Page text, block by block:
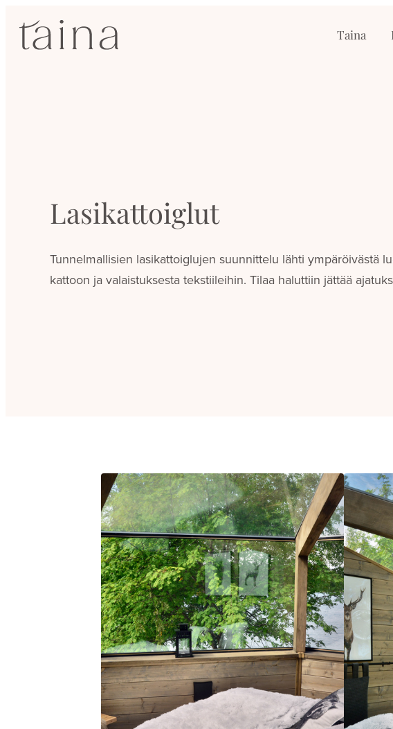
suoraan
SisustusTaina
Taina
Lasikattoiglut
Tunnelmallisien lasikattoiglujen suunnittelu lähti ympäröivästä
kattoon ja valaistuksesta tekstiileihin. Tilaa haluttiin jättää